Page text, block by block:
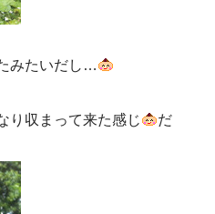
みたいだし…
り収まって来た感じ
だ